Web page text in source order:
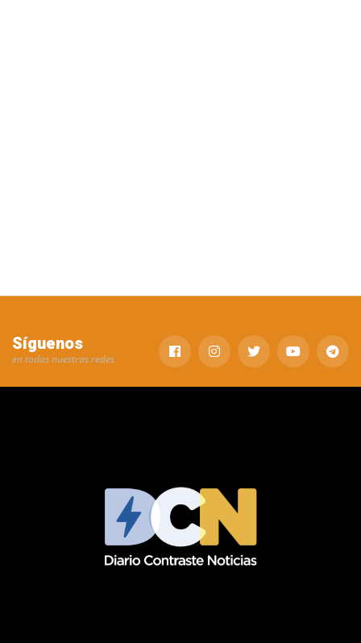
Síguenos
en todas nuestras redes